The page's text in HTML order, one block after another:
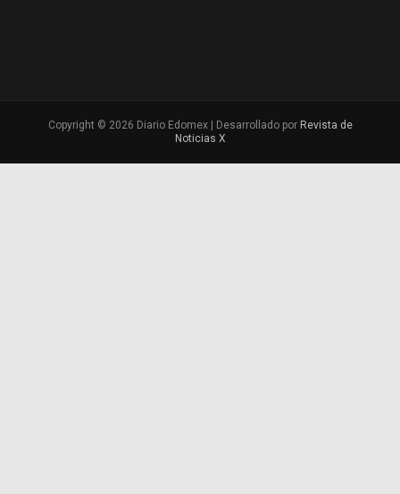
Copyright © 2026 Diario Edomex | Desarrollado por Revista de
Noticias X